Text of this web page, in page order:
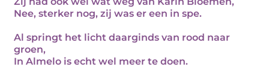
Nee, sterker nog, zij was er een in spe.
Al springt het licht daarginds van rood naar
groen,
In Almelo is echt wel meer te doen.